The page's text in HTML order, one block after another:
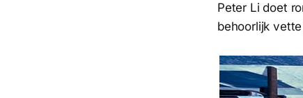
Peter Li doet
behoorlijk